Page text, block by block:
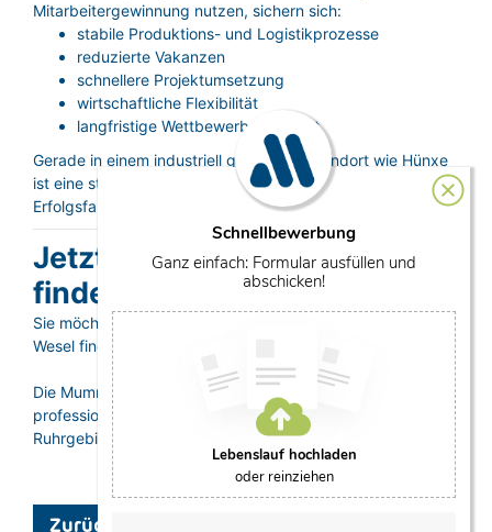
Mitarbeitergewinnung nutzen, sichern sich:
stabile Produktions- und Logistikprozesse
reduzierte Vakanzen
schnellere Projektumsetzung
wirtschaftliche Flexibilität
langfristige Wettbewerbsfähigkeit
Gerade in einem industriell geprägten Standort wie Hünxe
ist eine strukturierte Personalstrategie ein entscheidender
Erfolgsfaktor.
Jetzt Mitarbeiter in Hünxe
finden
Sie möchten qualifizierte Mitarbeiter in Hünxe oder im Kreis
Wesel finden?
Die Mumme Personalservice ist Ihr Ansprechpartner für
professionelle Personallösungen am Niederrhein und im
Ruhrgebiet.
Zurück
Schnellbewerbung
Ganz einfach: Formular ausfüllen und
abschicken!
Lebenslauf hochladen
oder reinziehen